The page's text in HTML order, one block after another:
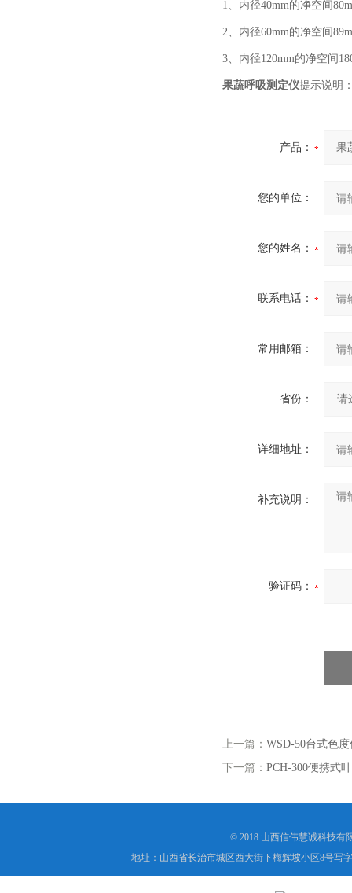
1、内径40mm的净空间
2、内径60mm的净空间
3、内径120mm的净空间
果蔬呼吸测定仪提示说明
产品：
您的单位：
您的姓名：
联系电话：
常用邮箱：
省份：
详细地址：
补充说明：
验证码：
上一篇： WSD-50台式色度
下一篇： PCH-300便携式
© 2018 山西信伟慧诚科技有
地址：山西省长治市城区西大街下梅辉坡小区8号写